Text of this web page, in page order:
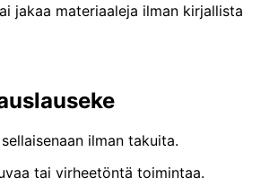
jakaa materiaaleja ilman kirjallista
ilman takuita.
tai virheetöntä toimintaa.